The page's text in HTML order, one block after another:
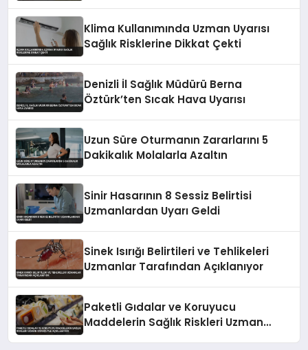
Klima Kullanımında Uzman Uyarısı
Sağlık Risklerine Dikkat Çekti
Denizli İl Sağlık Müdürü Berna
Öztürk’ten Sıcak Hava Uyarısı
Uzun Süre Oturmanın Zararlarını 5
Dakikalık Molalarla Azaltın
Sinir Hasarının 8 Sessiz Belirtisi
Uzmanlardan Uyarı Geldi
Sinek Isırığı Belirtileri ve Tehlikeleri
Uzmanlar Tarafından Açıklanıyor
Paketli Gıdalar ve Koruyucu
Maddelerin Sağlık Riskleri Uzman